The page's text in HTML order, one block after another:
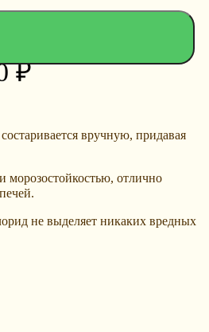
₽
вручную, придавая
морозостойкостью, отлично
не выделяет никаких вредных